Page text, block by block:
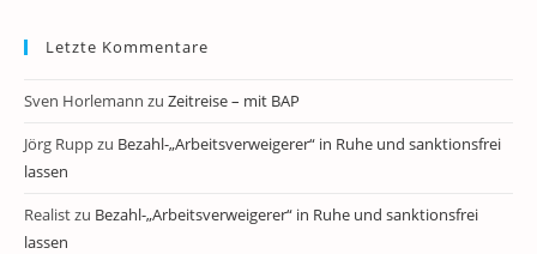
Letzte Kommentare
Sven Horlemann zu Zeitreise – mit BAP
Jörg Ruppzu Bezahl-„Arbeitsverweigerer“ in Ruhe und sanktionsfrei
lassen
Realistzu Bezahl-„Arbeitsverweigerer“ in Ruhe und sanktionsfrei
lassen